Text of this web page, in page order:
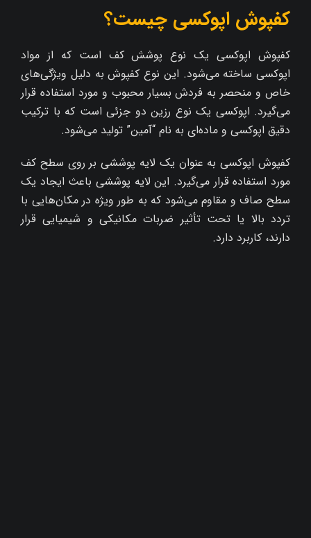
کفپوش اپوکسی چیست؟
کفپوش اپوکسی یک نوع پوشش کف است که از مواد
اپوکسی ساخته می‌شود. این نوع کفپوش به دلیل ویژگی‌های
خاص و منحصر به فردش بسیار محبوب و مورد استفاده قرار
می‌گیرد. اپوکسی یک نوع رزین دو جزئی است که با ترکیب
دقیق اپوکسی و ماده‌ای به نام “آمین” تولید می‌شود.
کفپوش اپوکسی به عنوان یک لایه پوششی بر روی سطح کف
مورد استفاده قرار می‌گیرد. این لایه پوششی باعث ایجاد یک
سطح صاف و مقاوم می‌شود که به طور ویژه در مکان‌هایی با
تردد بالا یا تحت تأثیر ضربات مکانیکی و شیمیایی قرار
دارند، کاربرد دارد.